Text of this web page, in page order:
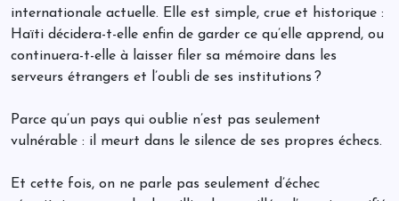
internationale actuelle. Elle est simple, crue et historique :
Haïti décidera-t-elle enfin de garder ce qu’elle apprend, ou
continuera-t-elle à laisser filer sa mémoire dans les
serveurs étrangers et l’oubli de ses institutions ?
Parce qu’un pays qui oublie n’est pas seulement
vulnérable : il meurt dans le silence de ses propres échecs.
Et cette fois, on ne parle pas seulement d’échec